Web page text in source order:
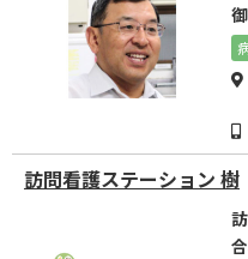
訪問看護ステーション 樹